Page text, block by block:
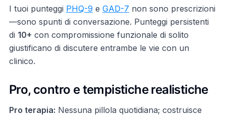
I tuoi punteggi PHQ-9 e GAD-7 non sono prescrizioni
—sono spunti di conversazione. Punteggi persistenti
di 10+ con compromissione funzionale di solito
giustificano di discutere entrambe le vie con un
clinico.
Pro, contro e tempistiche realistiche
Pro terapia: Nessuna pillola quotidiana; costruisce